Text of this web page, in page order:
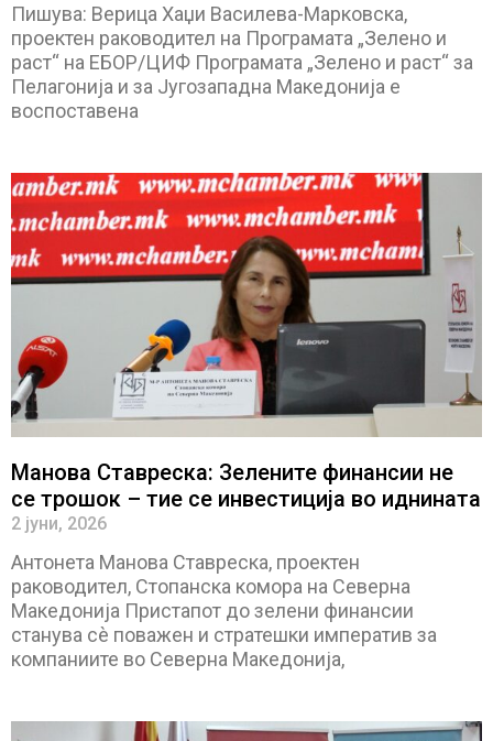
Пишува: Верица Хаџи Василева-Марковска,
проектен раководител на Програмата „Зелено и
раст“ на ЕБОР/ЦИФ Програмата „Зелено и раст“ за
Пелагонија и за Југозападна Македонија е
воспоставена
Манова Ставреска: Зелените финансии не
се трошок – тие се инвестиција во иднината
2 јуни, 2026
Антонета Манова Ставреска, проектен
раководител, Стопанска комора на Северна
Македонија Пристапот до зелени финансии
станува сè поважен и стратешки императив за
компаниите во Северна Македонија,